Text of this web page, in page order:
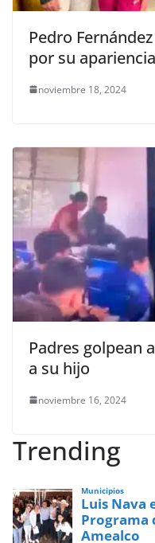
Pedro
por su apariencia
noviembre 18, 2024
Padres golpean
a su hijo
noviembre 16, 2024
Trending
Municipios
Luis Nava
Programa
Amealco